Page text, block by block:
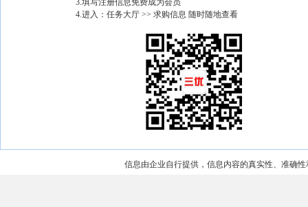
3.填写注册信息免费成为会员
4.进入：任务大厅 >> 求购信息 随时随地查看
信息由企业自行提供，信息内容的真实性、准确